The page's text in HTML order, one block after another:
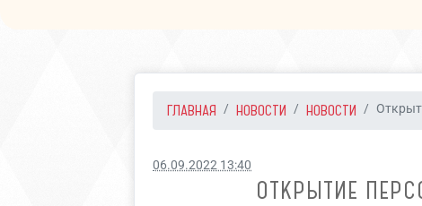
ГЛАВНАЯ НОВОСТИ НОВОСТИ
06.09.2022 13:40
ОТКРЫТИЕ